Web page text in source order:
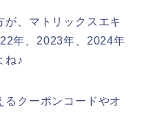
が、マトリックスエキ
年、2023年、2024年
ね♪
るクーポンコードやオ